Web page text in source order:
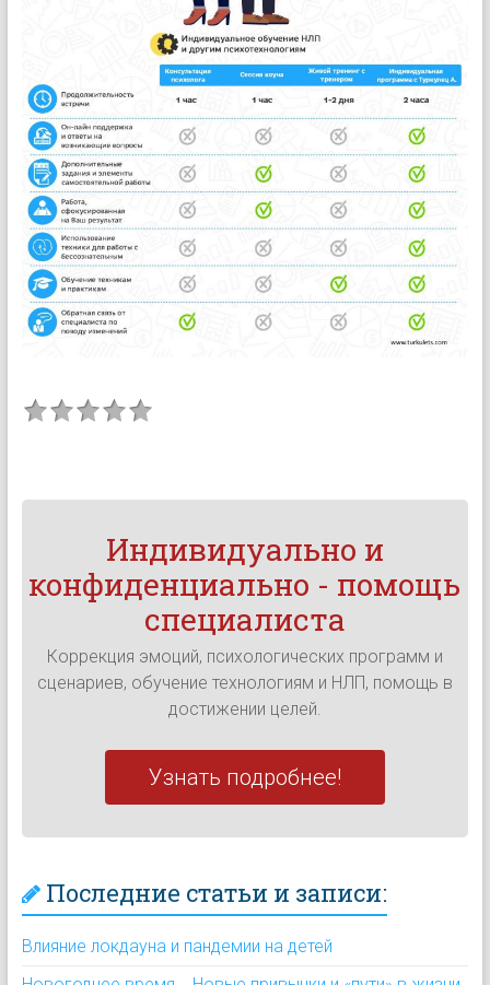
Индивидуально и
конфиденциально - помощь
специалиста
Коррекция эмоций, психологических программ и
сценариев, обучение технологиям и НЛП, помощь в
достижении целей.
Узнать подробнее!
Последние статьи и записи:
Влияние локдауна и пандемии на детей